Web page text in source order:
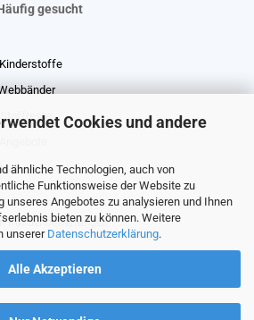
Cookies und andere
ähnliche Technologien, auch von
Funktionsweise der Website zu
unseres Angebotes zu analysieren und Ihnen
bieten zu können. Weitere
unserer Datenschutzerklärung.
Alle Akzeptieren
gesucht
Kinderstoffe
Stoffreste
Meterware
Kundenbewertungen